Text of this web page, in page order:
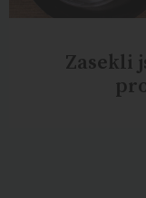
Zasekli